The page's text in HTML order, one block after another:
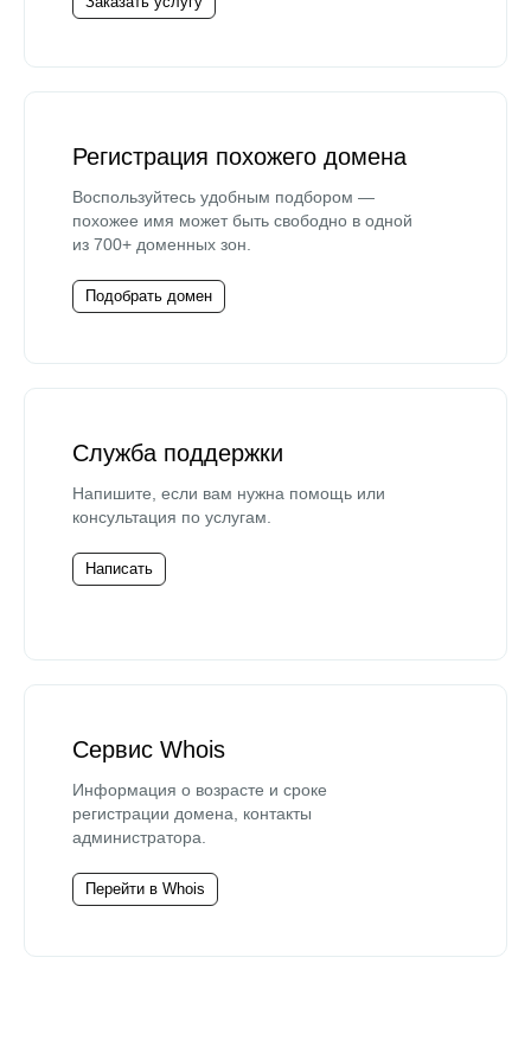
Регистрация похожего домена
Воспользуйтесь удобным подбором —
похожее имя может быть свободно в одной
из 700+ доменных зон.
Подобрать домен
Служба поддержки
Напишите, если вам нужна помощь или
консультация по услугам.
Написать
Сервис Whois
Информация о возрасте и сроке
регистрации домена, контакты
администратора.
Перейти в Whois